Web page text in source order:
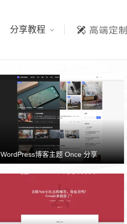
分享教程
WordPress博客主题 Once 分享